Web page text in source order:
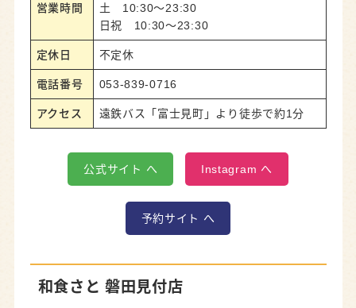
営業時間
土 10:30～23:30
日祝 10:30～23:30
定休日 不定休
電話番号 053-839-0716
アクセス 遠鉄バス「富士見町」より徒歩で約1分
公式サイト へ Instagram へ
予約サイト へ
和食さと 磐田見付店